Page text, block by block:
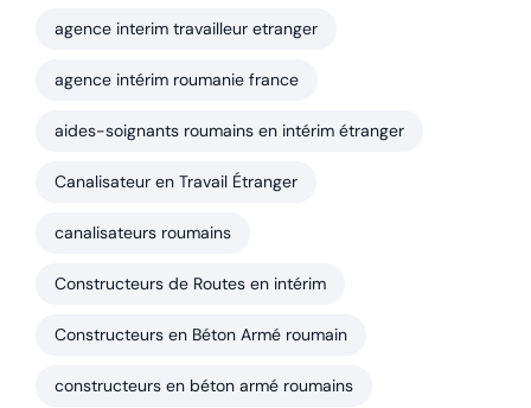
agence interim travailleur etranger
agence intérim roumanie france
aides-soignants roumains en intérim étranger
Canalisateur en Travail Étranger
canalisateurs roumains
Constructeurs de Routes en intérim
Constructeurs en Béton Armé roumain
constructeurs en béton armé roumains